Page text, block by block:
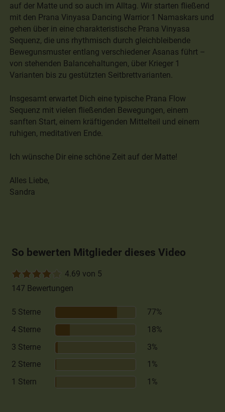
auf der Matte und so auch im Alltag. Wir starten fließend
mit den Prana Vinyasa Dancing Warrior 1 Namaskars und
gehen über in eine charakteristische Prana Vinyasa
Sequenz, die uns rhythmisch durch gleichbleibende
Bewegunsmuster entlang verschiedener Asanas führt –
von stehenden Balancehaltungen, über Krieger 1
Varianten bis zu gestützten Seitbrettvarianten.
Insgesamt erwartet Dich eine typische Prana Flow
Sequenz mit vielen fließenden Bewegungen, einem
sanften Start, einem kräftigenden Mittelteil und einem
ruhigen, meditativen Ende.
Ich wünsche Dir eine schöne Zeit auf der Matte!
Alles Liebe,
Sandra
So bewerten Mitglieder dieses Video
4.69 von 5
147 Bewertungen
5 Sterne
77%
4 Sterne
18%
3 Sterne
3%
2 Sterne
1%
1 Stern
1%